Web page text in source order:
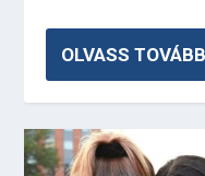
OLVASS TOVÁBB